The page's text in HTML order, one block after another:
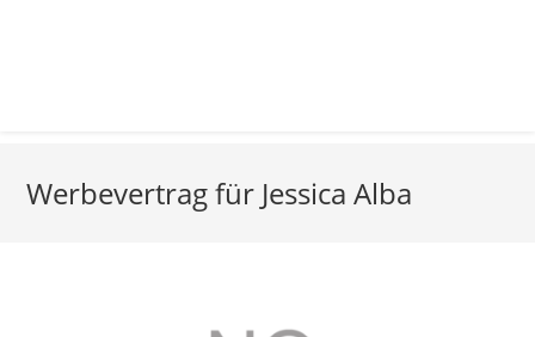
Werbevertrag für Jessica Alba